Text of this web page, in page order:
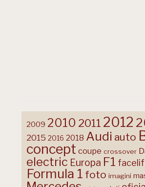
2009 2010 2011 2012
2015 2016 2018 Audi auto
concept coupe crossover
electric Europa F1
Formula 1 foto imagini